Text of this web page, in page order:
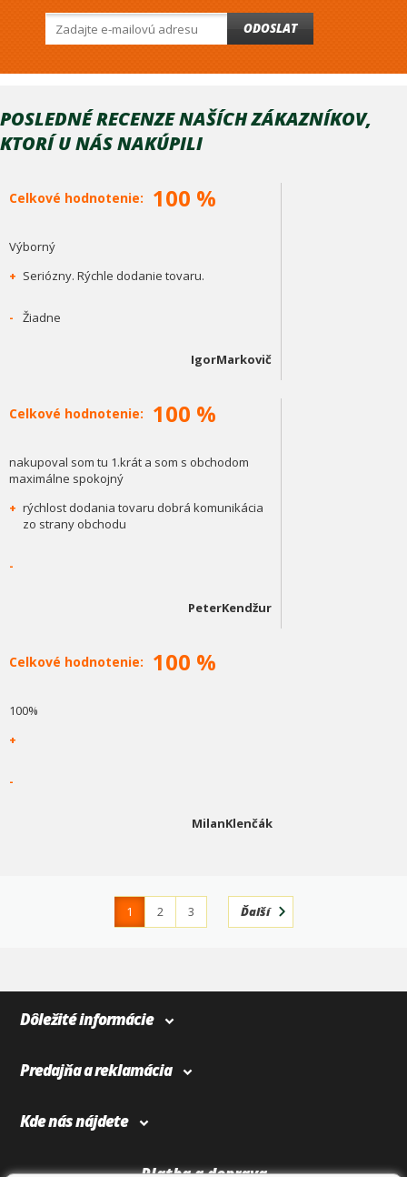
ODOSLAT
POSLEDNÉ RECENZE NAŠÍCH ZÁKAZNÍKOV,
KTORÍ U NÁS NAKÚPILI
Celkové hodnotenie: 100 %
Výborný
+ Seriózny. Rýchle dodanie tovaru.
- Žiadne
IgorMarkovič
Celkové hodnotenie: 100 %
nakupoval som tu 1.krát a som s obchodom
maximálne spokojný
+ rýchlost dodania tovaru dobrá komunikácia
zo strany obchodu
-
PeterKendžur
Celkové hodnotenie: 100 %
100%
+
-
MilanKlenčák
1 2
3
Ďalší
Dôležité informácie
Predajňa a reklamácia
Kde nás nájdete